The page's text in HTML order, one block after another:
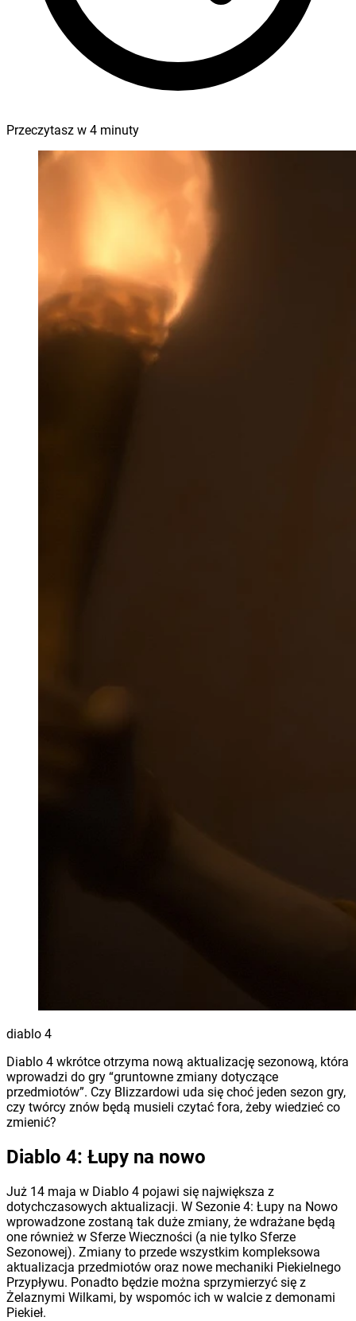
Przeczytasz w 4 minuty
diablo 4
Diablo 4 wkrótce otrzyma nową aktualizację sezonową, która
wprowadzi do gry “gruntowne zmiany dotyczące
przedmiotów”. Czy Blizzardowi uda się choć jeden sezon gry,
czy twórcy znów będą musieli czytać fora, żeby wiedzieć co
zmienić?
Diablo 4: Łupy na nowo
Już 14 maja w Diablo 4 pojawi się największa z
dotychczasowych aktualizacji. W Sezonie 4: Łupy na Nowo
wprowadzone zostaną tak duże zmiany, że wdrażane będą
one również w Sferze Wieczności (a nie tylko Sferze
Sezonowej). Zmiany to przede wszystkim kompleksowa
aktualizacja przedmiotów oraz nowe mechaniki Piekielnego
Przypływu. Ponadto będzie można sprzymierzyć się z
Żelaznymi Wilkami, by wspomóc ich w walcie z demonami
Piekieł.